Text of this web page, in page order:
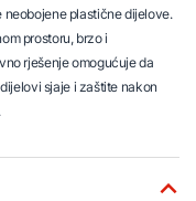
neobojene plastične dijelove.
prostoru, brzo i
rješenje omogućuje da
sjaje i zaštite nakon